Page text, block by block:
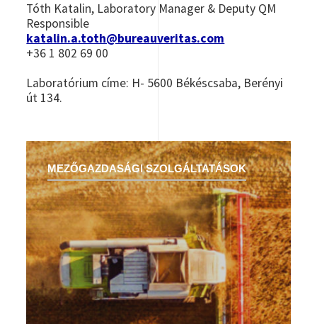
Tóth Katalin, Laboratory Manager & Deputy QM
Responsible
katalin.a.toth@bureauveritas.com
+36 1 802 69 00
Laboratórium címe: H- 5600 Békéscsaba, Berényi
út 134.
MEZŐGAZDASÁGI SZOLGÁLTATÁSOK